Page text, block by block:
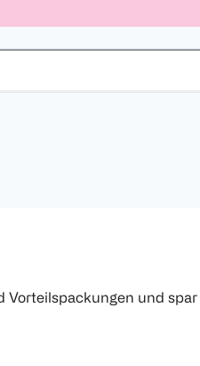
Vorteilspackungen und